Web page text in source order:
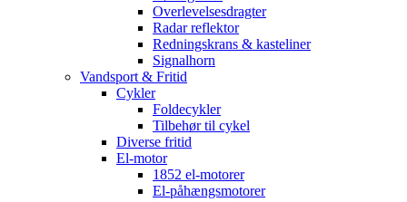
Overlevelsesdragter
Radar reflektor
Redningskrans & kasteliner
Signalhorn
Vandsport & Fritid
Cykler
Foldecykler
Tilbehør til cykel
Diverse fritid
El-motor
1852 el-motorer
El-påhængsmotorer